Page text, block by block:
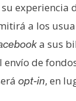
experiencia
a los
a sus
de
opt-in, en